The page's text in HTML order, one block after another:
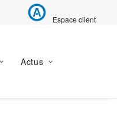
Espace client
Actus